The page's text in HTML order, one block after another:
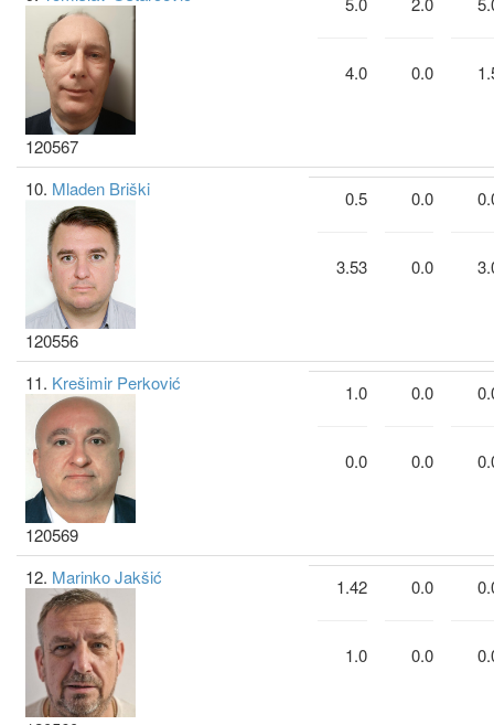
120567
4.0 0.0
10. Mladen Briški
120556
0.5
3.53
0.0
0.0
11. Krešimir Perković
120569
1.0
0.0
0.0
0.0
12. Marinko Jakšić 1.42
1.0
0.0
0.0